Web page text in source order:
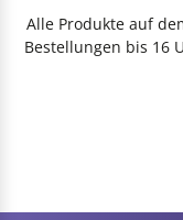
Alle Produkte auf
Bestellungen bis 16